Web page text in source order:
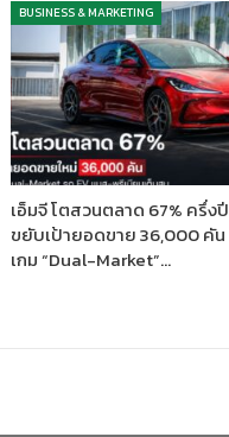
BUSINESS & MARKETING
เอ็มจี โตสวนตลาด 67% ครึ่ง
ขยับเป้ายอดขาย 36,000 คัน
เกม “Dual-Market”…